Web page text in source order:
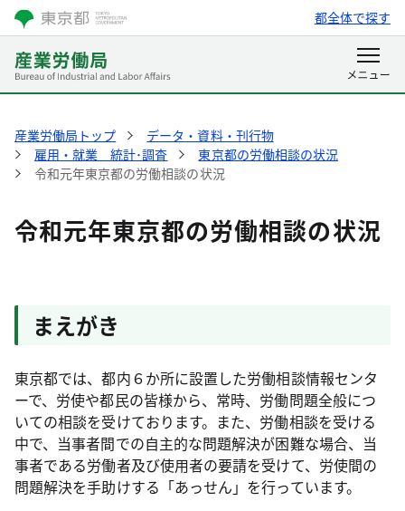
都全体で探す
産業労働局トップ
データ・資料・刊行物
雇用・就業 統計･調査
東京都の労働相談の状況
令和元年東京都の労働相談の状況
令和元年東京都の労働相談の状況
まえがき
東京都では、都内６か所に設置した労働相談情報センタ
ーで、労使や都民の皆様から、常時、労働問題全般につ
いての相談を受けております。また、労働相談を受ける
中で、当事者間での自主的な問題解決が困難な場合、当
事者である労働者及び使用者の要請を受けて、労使間の
問題解決を手助けする「あっせん」を行っています。